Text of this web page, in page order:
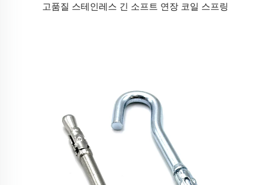
고품질 스테인레스 긴 소프트 연장 코일 스프링